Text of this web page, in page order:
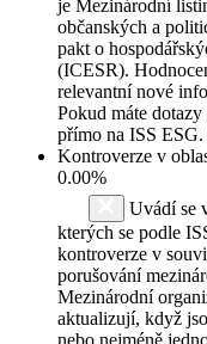
je Mezinárodní
občanských a
pakt o
(ICESR).
relevantní nové
Pokud máte
přímo na ISS
Kontroverze v
0.00%
Uvádí se
kterých se podle
kontroverze v
porušování
Mezinárodní
aktualizují, když
nebo nejméně